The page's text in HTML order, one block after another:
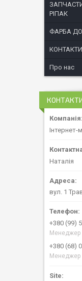
РІПАК
ФАРБА ДО
КОНТАКТИ
Про нас
Наталія
вул. 1
+380 (99)
Менеджер
+380 (68)
Менеджер